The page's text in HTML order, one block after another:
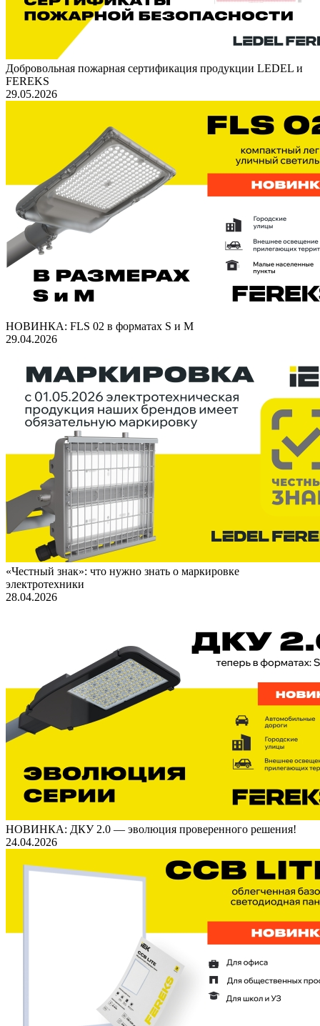
Добровольная пожарная сертификация продукции LEDEL и
FEREKS
29.05.2026
НОВИНКА: FLS 02 в форматах S и M
29.04.2026
«Честный знак»: что нужно знать о маркировке
электротехники
28.04.2026
НОВИНКА: ДКУ 2.0 — эволюция проверенного решения!
24.04.2026